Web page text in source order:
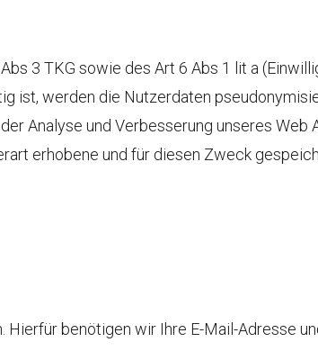
3 TKG sowie des Art 6 Abs 1 lit a
ist, werden die Nutzerdaten
Analyse und Verbesserung unseres
erhobene und für diesen Zweck
benötigen wir Ihre E-Mail-Adresse